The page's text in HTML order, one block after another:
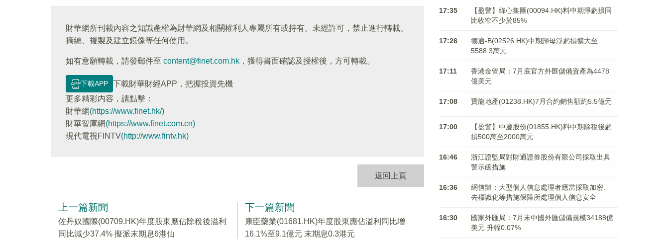
財華網所刊載內容之知識產權為財華網及相關權利人專屬所有或持有。未經許可，禁止進行轉載、
摘編、複製及建立鏡像等任何使用。
如有意願轉載，請發郵件至 content@finet.com.hk ，獲得書面確認及授權後，方可轉載。
下載APP
下載財華財經APP，把握投資先機
更多精彩内容，請點擊：
財華網(https://www.finet.hk/)
財華智庫網(https://www.finet.com.cn)
現代電視FINTV(http://www.fintv.hk)
返回上頁
上一篇新聞
佐丹奴國際(00709.HK)年度股東應佔除稅後溢利
同比減少37.4% 擬派末期息6港仙
下一篇新聞
康臣藥業(01681.HK)年度股東應佔溢利同比增
16.1%至9.1億元 末期息0.3港元
17:35
【盈警】綠心集團(00094.HK)料中期淨虧損同
比收窄不少於85%
17:26
德適-B(02526.HK)中期歸母淨虧損擴大至
5588.3萬元
17:11
香港金管局：7月底官方外匯儲備資產為4478
億美元
17:08 寶龍地產(01238.HK)7月合約銷售額約5.5億元
17:00
【盈警】中慶股份(01855.HK)料中期除稅後虧
損500萬至2000萬元
16:46
浙江證監局對財通證券股份有限公司採取出具
警示函措施
16:36
網信辦：大型個人信息處理者應當採取加密、
去標識化等措施保障所處理個人信息安全
16:30
國家外匯局：7月末中國外匯儲備規模34188億
美元 升幅0.07%